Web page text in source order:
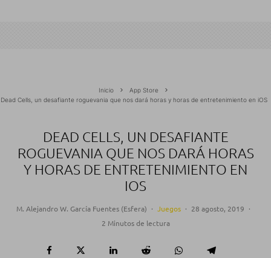
Inicio
App Store
Dead Cells, un desafiante roguevania que nos dará horas y horas de entretenimiento en iOS
DEAD CELLS, UN DESAFIANTE
ROGUEVANIA QUE NOS DARÁ HORAS
Y HORAS DE ENTRETENIMIENTO EN
IOS
M. Alejandro W. García Fuentes (Esfera) · Juegos · 28 agosto, 2019 ·
2 Minutos de lectura